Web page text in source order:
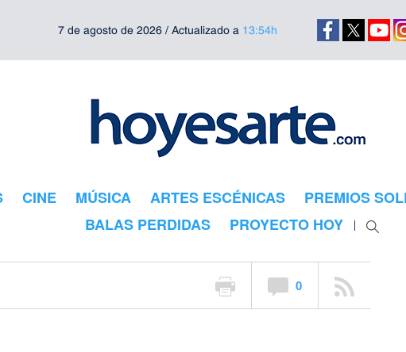
7 de agosto de 2026 / Actualizado a 13:54h
CINE MÚSICA ARTES ESCÉNICAS PREMIOS
BALAS PERDIDAS
PROYECTO HOY
sobre las grandes civilizaciones de la humanidad, lleva años
el cielo
, en la que a través de un espectacular formato de páginas
de Bilbao y
Familia,
un nuevo
0